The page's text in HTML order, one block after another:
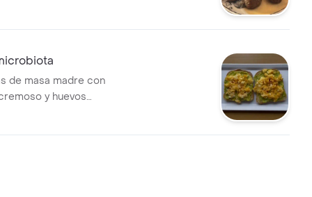
acompañados de yogurt
de masa madre con
y huevos
momento, con un toque de